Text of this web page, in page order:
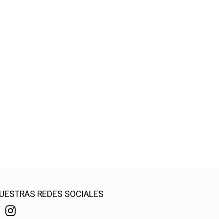
REDES SOCIALES